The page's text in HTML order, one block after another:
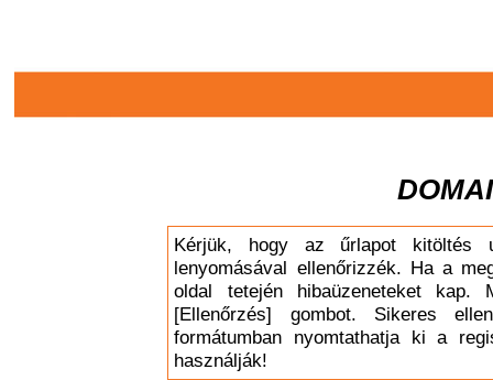
Kérjük, hogy az űrlapot kitöltés
lenyomásával ellenőrizzék. Ha a
oldal tetején hibaüzeneteket
[Ellenőrzés] gombot. Sikeres
formátumban nyomtathatja ki a
használják!